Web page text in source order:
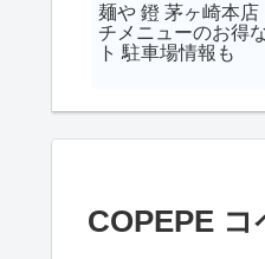
麺や 鐙 茅ヶ崎本店
チメニューのお得
ト 駐車場情報も
COPEPE